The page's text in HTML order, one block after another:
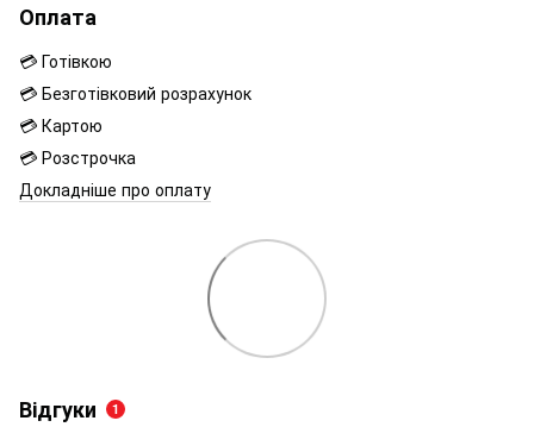
Оплата
💳 Готівкою
💳 Безготівковий розрахунок
💳 Картою
💳 Розстрочка
Докладніше про оплату
Відгуки 1